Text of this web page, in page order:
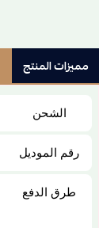
مميزات المنتج
الشحن
رقم الموديل
طرق الدفع